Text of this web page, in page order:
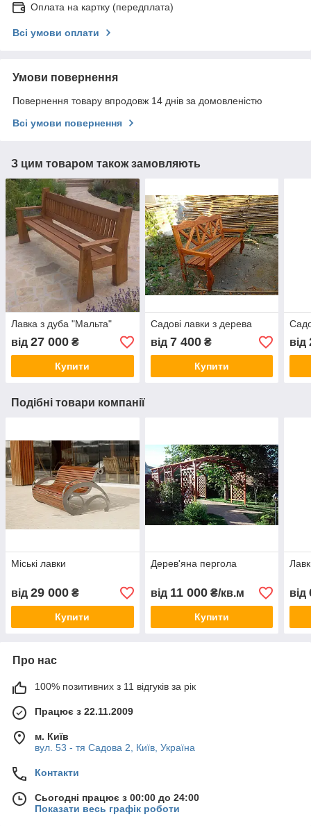
Оплата на картку (передплата)
Всі умови оплати
Умови повернення
Повернення товару впродовж 14 днів за домовленістю
Всі умови повернення
З цим товаром також замовляють
Лавка з дуба "Мальта"
від 27 000 ₴
Купити
Садові лавки з дерева
від 7 400₴
Купити
від
Подібні товари компанії
Міські лавки
від 29 000 ₴
Купити
Дерев'яна пергола
від 11 000₴/кв.м
Купити
від
Про нас
100% позитивних з 11 відгуків за рік
Працює з 22.11.2009
м. Київ
вул. 53 - тя Садова 2, Київ, Україна
Контакти
Сьогодні працює з 00:00 до 24:00
Показати весь графік роботи